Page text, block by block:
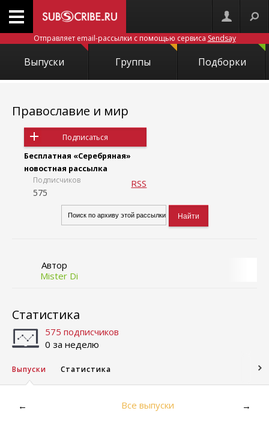
Отправляет email-рассылки с помощью сервиса Sendsay
Выпуски Группы Подборки
Православие и мир
Подписаться
Бесплатная «Серебряная»
новостная рассылка
Подписчиков
575
RSS
Автор
Mister Di
Статистика
575 подписчиков
0 за неделю
Выпуски Статистика
← Все выпуски →